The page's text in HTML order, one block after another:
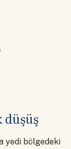
düşüş
yedi bölgedeki